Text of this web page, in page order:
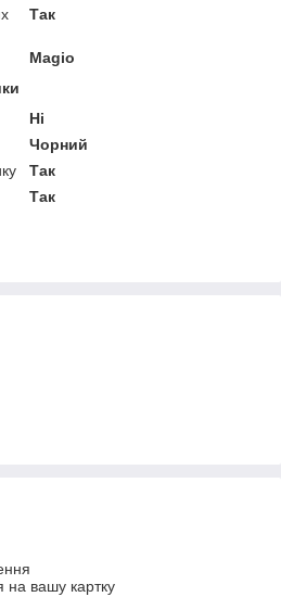
Так
Magio
Ні
Чорний
Так
Так
на вашу картку